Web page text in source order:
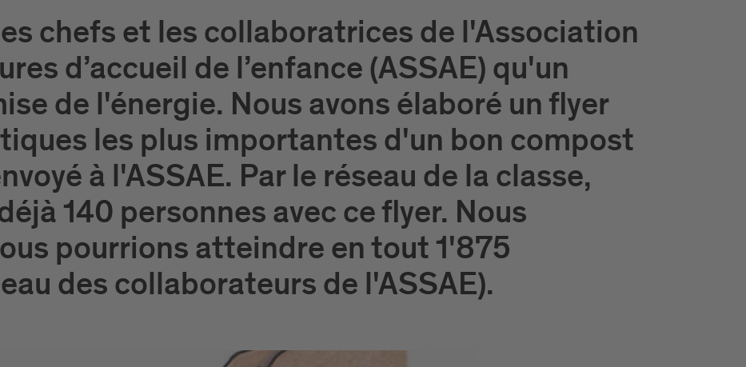
chefs et les collaboratrices de l'Association
d’accueil de l’enfance (ASSAE) qu'un
de l'énergie. Nous avons élaboré un flyer
les plus importantes d'un bon compost
à l'ASSAE. Par le réseau de la classe,
140 personnes avec ce flyer. Nous
pourrions atteindre en tout 1'875
des collaborateurs de l'ASSAE).